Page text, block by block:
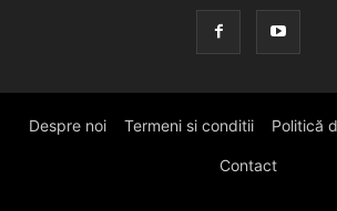
Despre noi Termeni si conditii Politică
Contact